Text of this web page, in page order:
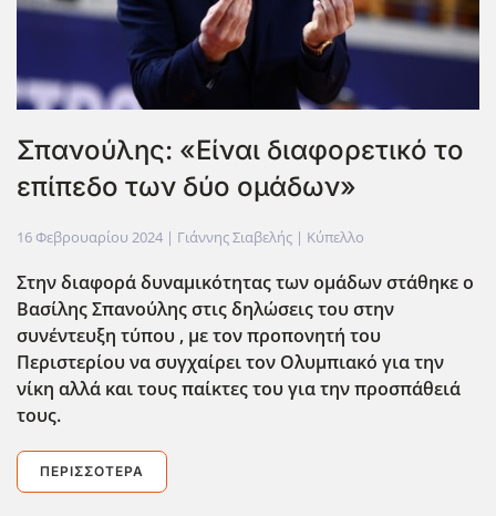
Σπανούλης: «Είναι διαφορετικό το
επίπεδο των δύο ομάδων»
16 Φεβρουαρίου 2024 | Γιάννης Σιαβελής | Κύπελλο
Στην διαφορά δυναμικότητας των ομάδων στάθηκε ο
Βασίλης Σπανούλης στις δηλώσεις του στην
συνέντευξη τύπου , με τον προπονητή του
Περιστερίου να συγχαίρει τον Ολυμπιακό για την
νίκη αλλά και τους παίκτες του για την προσπάθειά
τους.
ΠΕΡΙΣΣΌΤΕΡΑ